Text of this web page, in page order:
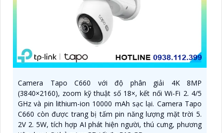
Camera Tapo C660 với độ phân giải 4K 8MP
(3840×2160), zoom kỹ thuật số 18×, kết nối Wi-Fi 2. 4/5
GHz và pin lithium-ion 10000 mAh sạc lại. Camera Tapo
C660 còn được trang bị tấm pin năng lượng mặt trời 5.
2V 2. 5W, tích hợp AI phát hiện người, thú cưng, phương